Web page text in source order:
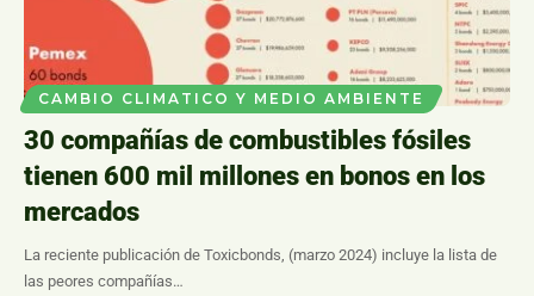
CAMBIO CLIMATICO Y MEDIO AMBIENTE
30 compañías de combustibles fósiles
tienen 600 mil millones en bonos en los
mercados
La reciente publicación de Toxicbonds, (marzo 2024) incluye la lista de
las peores compañías…